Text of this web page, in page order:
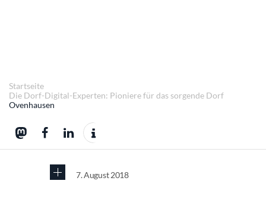
Startseite
Die Dorf-Digital-Experten: Pioniere für das sorgende Dorf
Ovenhausen
7. August 2018